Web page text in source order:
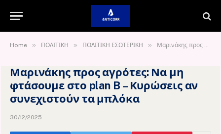
Home » ΠΟΛΙΤΙΚΗ » ΠΟΛΙΤΙΚΗ ΕΣΩΤΕΡΙΚΗ » Μαρινάκης προς αγρότες: Να μη φτάσουμε στο plan B – Κυρώσεις αν συνεχιστούν τα μπλόκα
Μαρινάκης προς αγρότες: Να μη
φτάσουμε στο plan B – Κυρώσεις αν
συνεχιστούν τα μπλόκα
30/12/2025